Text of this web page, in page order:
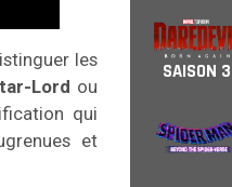
les
Lord ou
qui
et
SAISON 3